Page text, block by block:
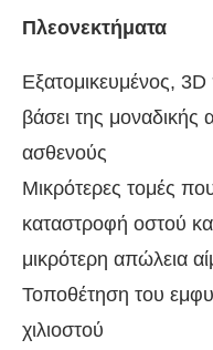
Πλεονεκτήματα
Εξατομικευμένος, 3D
βάσει της
ασθενούς
Μικρότερες τομές
καταστροφή οστού
μικρότερη απώλεια
Τοποθέτηση του
χιλιοστού